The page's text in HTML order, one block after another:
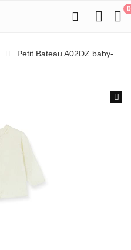
0
Petit Bateau A02DZ baby-